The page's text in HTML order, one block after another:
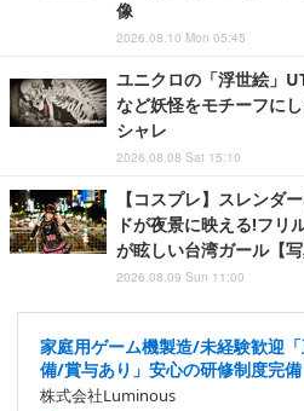
像
2026.08.10 Mon 05:45
ユニクロの「浮世絵」
など妖怪をモチーフに
シャレ
2026.08.08 Sat 15:10
【コスプレ】スレンダ
ドが夜景に映える!フリ
が眩しい台湾ガール【
2026.08.09 Sun 11:00
家庭用ゲーム機製造/未経験歓迎
備/賞与あり」安心の研修制度完備
株式会社Luminous